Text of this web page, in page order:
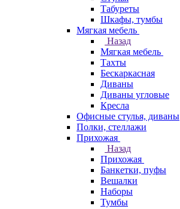
Табуреты
Шкафы, тумбы
Мягкая мебель
Назад
Мягкая мебель
Тахты
Бескаркасная
Диваны
Диваны угловые
Кресла
Офисные стулья, диваны
Полки, стеллажи
Прихожая
Назад
Прихожая
Банкетки, пуфы
Вешалки
Наборы
Тумбы